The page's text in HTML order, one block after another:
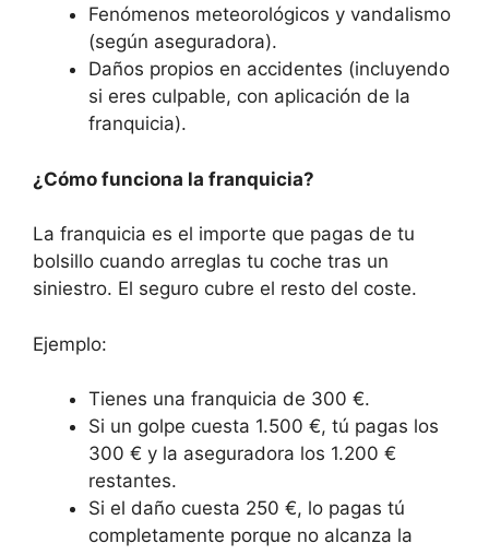
Fenómenos meteorológicos y vandalismo
(según aseguradora).
Daños propios en accidentes (incluyendo
si eres culpable, con aplicación de la
franquicia).
¿Cómo funciona la franquicia?
La franquicia es el importe que pagas de tu
bolsillo cuando arreglas tu coche tras un
siniestro. El seguro cubre el resto del coste.
Ejemplo:
Tienes una franquicia de 300 €.
Si un golpe cuesta 1.500 €, tú pagas los
300 € y la aseguradora los 1.200 €
restantes.
Si el daño cuesta 250 €, lo pagas tú
completamente porque no alcanza la